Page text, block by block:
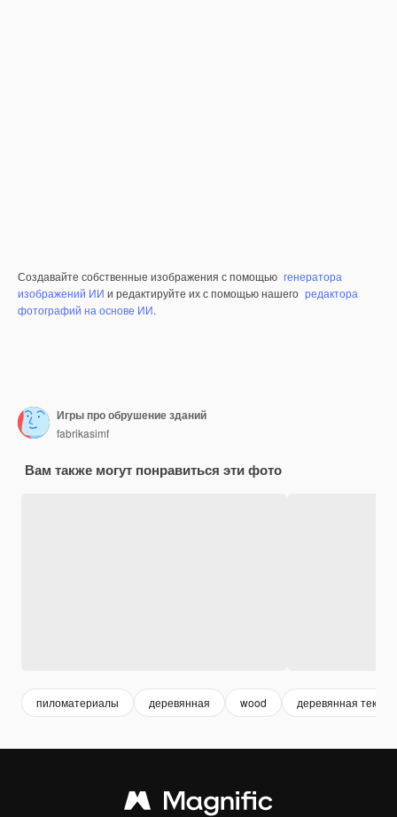
Создавайте собственные изображения с помощью генератора
изображений ИИ и редактируйте их с помощью нашего редактора
фотографий на основе ИИ.
Игры про обрушение зданий
fabrikasimf
Вам также могут понравиться эти фото
пиломатериалы деревянная wood деревянная